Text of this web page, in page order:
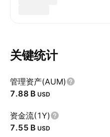
关键统计
管理资产(AUM)
‪7.88 B‬ USD
资金流(1Y)
‪7.55 B‬ USD